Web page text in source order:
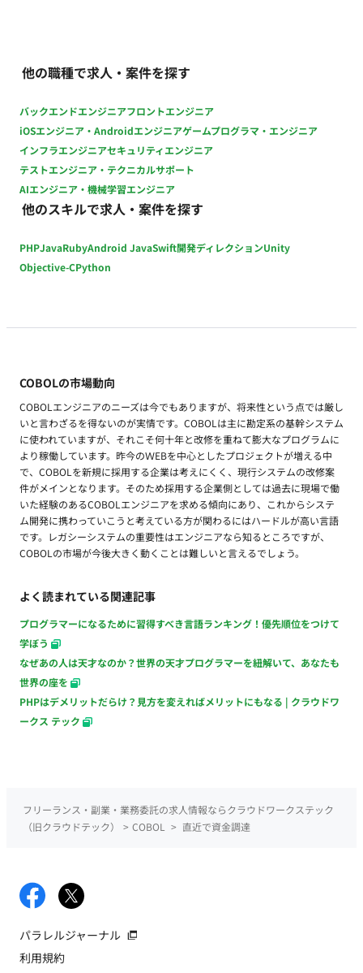
他の職種で求人・案件を探す
バックエンドエンジニアフロントエンジニア
iOSエンジニア・Androidエンジニアゲームプログラマ・エンジニア
インフラエンジニアセキュリティエンジニア
テストエンジニア・テクニカルサポート
AIエンジニア・機械学習エンジニア
他のスキルで求人・案件を探す
PHPJavaRubyAndroid JavaSwift開発ディレクションUnity
Objective-CPython
COBOLの市場動向
COBOLエンジニアのニーズは今でもありますが、将来性という点では厳し
いと言わざるを得ないのが実情です。COBOLは主に勘定系の基幹システム
に使われていますが、それこそ何十年と改修を重ねて膨大なプログラムに
より稼働しています。昨今のＷEBを中心としたプロジェクトが増える中
で、COBOLを新規に採用する企業は考えにくく、現行システムの改修案
件がメインとなります。そのため採用する企業側としては過去に現場で働
いた経験のあるCOBOLエンジニアを求める傾向にあり、これからシステ
ム開発に携わっていこうと考えている方が関わるにはハードルが高い言語
です。レガシーシステムの重要性はエンジニアなら知るところですが、
COBOLの市場が今後大きく動くことは難しいと言えるでしょう。
よく読まれている関連記事
プログラマーになるために習得すべき言語ランキング！優先順位をつけて
学ぼう
なぜあの人は天才なのか？世界の天才プログラマーを紐解いて、あなたも
世界の座を
PHPはデメリットだらけ？見方を変えればメリットにもなる | クラウドワ
ークス テック
フリーランス・副業・業務委託の求人情報ならクラウドワークステック
（旧クラウドテック）
> COBOL > 直近で資金調達
パラレルジャーナル
利用規約